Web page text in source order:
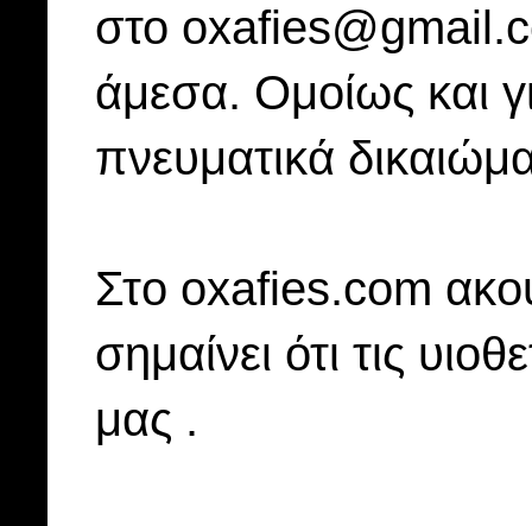
στο
άμεσα. Ομοίως και
πνευματικά
Στo oxafies.com
σημαίνει ότι τις
μας .